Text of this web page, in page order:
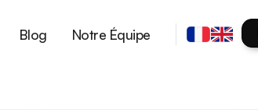
Blog Notre Équipe